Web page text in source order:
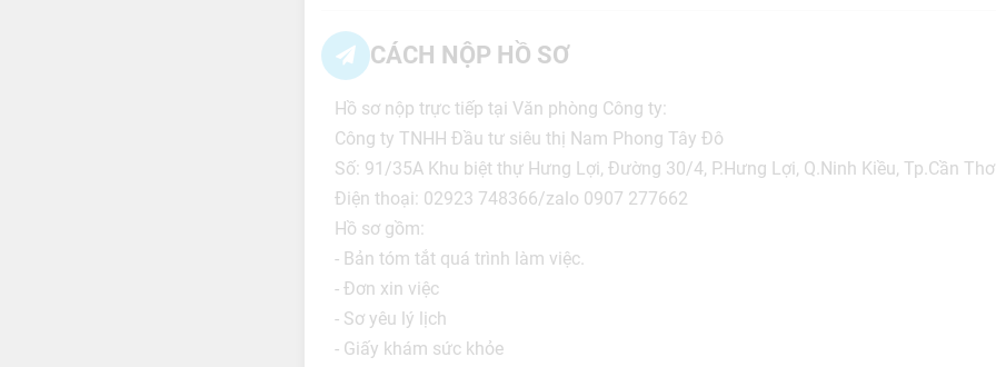
CÁCH NỘP HỒ SƠ
Hồ sơ nộp trực tiếp tại Văn phòng Công ty:
Công ty TNHH Đầu tư siêu thị Nam Phong Tây Đô
Số: 91/35A Khu biệt thự Hưng Lợi, Đường 30/4, P.Hưng Lợi, Q.Ninh Kiều, Tp.Cần
Điện thoại: 02923 748366/zalo 0907 277662
Hồ sơ gồm:
- Bản tóm tắt quá trình làm việc.
- Đơn xin việc
- Sơ yêu lý lịch
- Giấy khám sức khỏe